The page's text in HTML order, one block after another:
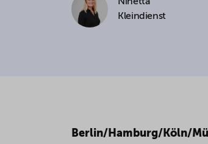
Kleindienst
Berlin/Hamburg/Köln/